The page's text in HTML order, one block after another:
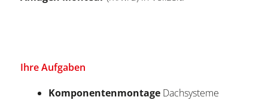
Ihre Aufgaben
Komponentenmontage Dachsysteme